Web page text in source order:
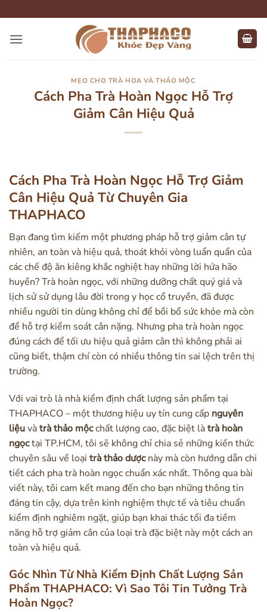
qua
nội
MẸO CHO TRÀ HOA VÀ THẢO MỘC
Cách Pha Trà Hoàn Ngọc Hỗ Trợ
Giảm Cân Hiệu Quả
Cách Pha Trà Hoàn Ngọc Hỗ Trợ Giảm
Cân Hiệu Quả Từ Chuyên Gia
THAPHACO
Bạn đang tìm kiếm một phương pháp hỗ trợ giảm cân tự
nhiên, an toàn và hiệu quả, thoát khỏi vòng luẩn quẩn của
các chế độ ăn kiêng khắc nghiệt hay những lời hứa hão
huyền? Trà hoàn ngọc, với những dưỡng chất quý giá và
lịch sử sử dụng lâu đời trong y học cổ truyền, đã được
nhiều người tin dùng không chỉ để bồi bổ sức khỏe mà còn
để hỗ trợ kiểm soát cân nặng. Nhưng pha trà hoàn ngọc
đúng cách để tối ưu hiệu quả giảm cân thì không phải ai
cũng biết, thậm chí còn có nhiều thông tin sai lệch trên thị
trường.
Với vai trò là nhà kiểm định chất lượng sản phẩm tại
THAPHACO – một thương hiệu uy tín cung cấp nguyên
liệuvàtrà thảo mộcchất lượng cao, đặc biệt làtrà hoàn
ngọctại TP.HCM, tôi sẽ không chỉ chia sẻ những kiến thức
chuyên sâu về loại trà thảo dượcnày mà còn hướng dẫn chi
tiết cách pha trà hoàn ngọc chuẩn xác nhất. Thông qua bài
viết này, tôi cam kết mang đến cho bạn những thông tin
đáng tin cậy, dựa trên kinh nghiệm thực tế và tiêu chuẩn
kiểm định nghiêm ngặt, giúp bạn khai thác tối đa tiềm
năng hỗ trợ giảm cân của loại trà đặc biệt này một cách an
toàn và hiệu quả.
Góc Nhìn Từ Nhà Kiểm Định Chất Lượng Sản
Phẩm THAPHACO: Vì Sao Tôi Tin Tưởng Trà
Hoàn Ngọc?